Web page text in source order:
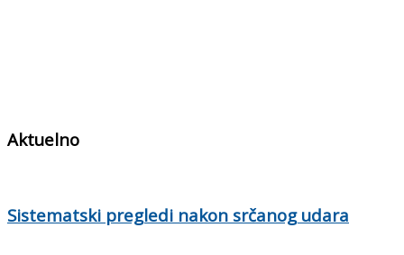
Aktuelno
Sistematski pregledi nakon srčanog udara